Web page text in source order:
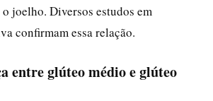
o joelho. Diversos estudos em
confirmam essa relação.
entre glúteo médio e glúteo